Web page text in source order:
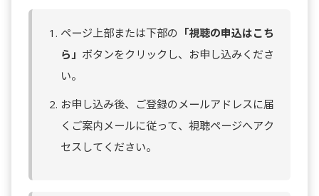
ページ上部または下部の 「視聴の申込はこち
ら」 ボタンをクリックし、お申し込みくださ
い。
お申し込み後、ご登録のメールアドレスに届
くご案内メールに従って、視聴ページへアク
セスしてください。